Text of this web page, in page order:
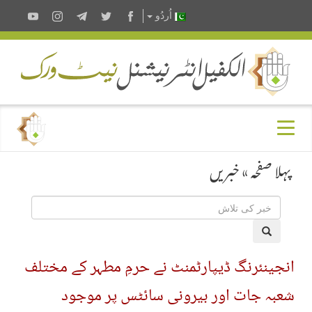
اُردُو
پہلا صفحہ»خبریں
انجینئرنگ ڈیپارٹمنٹ نے حرمِ مطہر کے مختلف
شعبہ جات اور بیرونی سائٹس پر موجود